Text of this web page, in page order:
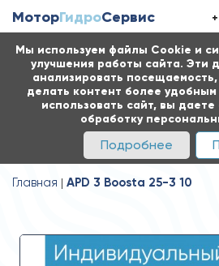
Мы используем файлы Cookie и
улучшения работы сайта. Эти
анализировать
делать контент более
использовать сайт, вы
обработку
Подробнее
МоторГидроСервис
Главная APD 3 Boosta 25-3 10